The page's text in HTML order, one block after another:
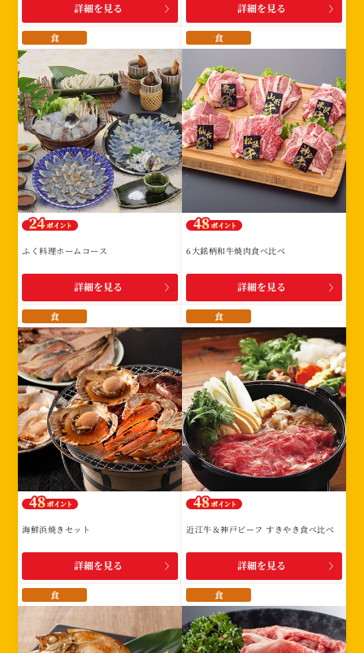
詳細を見る 詳細を見る
食
ふく料理ホームコース
詳細を見る
食
6大銘柄和牛焼肉食べ比べ
詳細を見る
食
海鮮浜焼きセット
詳細を見る
食
近江牛＆神戸ビーフ すきやき食べ比べ
詳細を見る
食 食